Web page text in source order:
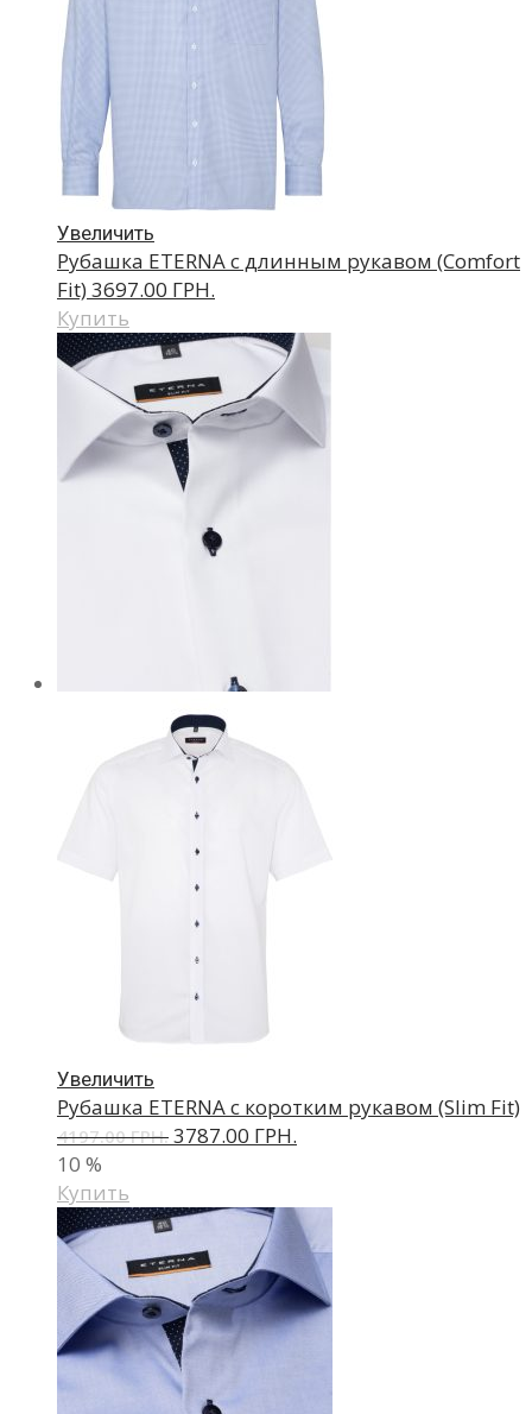
Увеличить
Рубашка ETERNA с длинным рукавом (Comfort
Fit)3697.00 ГРН.
Купить
Увеличить
Рубашка ETERNA с коротким рукавом (Slim Fit)
4197.00 ГРН. 3787.00 ГРН.
10 %
Купить